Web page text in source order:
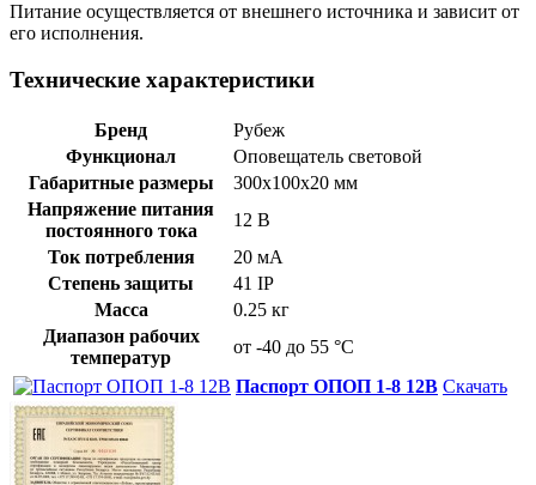
Питание осуществляется от внешнего источника и зависит от
его исполнения.
Технические характеристики
Бренд
Рубеж
Функционал
Оповещатель световой
Габаритные размеры
300x100х20 мм
Напряжение питания
постоянного тока
12 В
Ток потребления
20 мА
Степень защиты
41 IP
Масса
0.25 кг
Диапазон рабочих
температур
от -40 до 55 °С
Паспорт ОПОП 1-8 12В Скачать